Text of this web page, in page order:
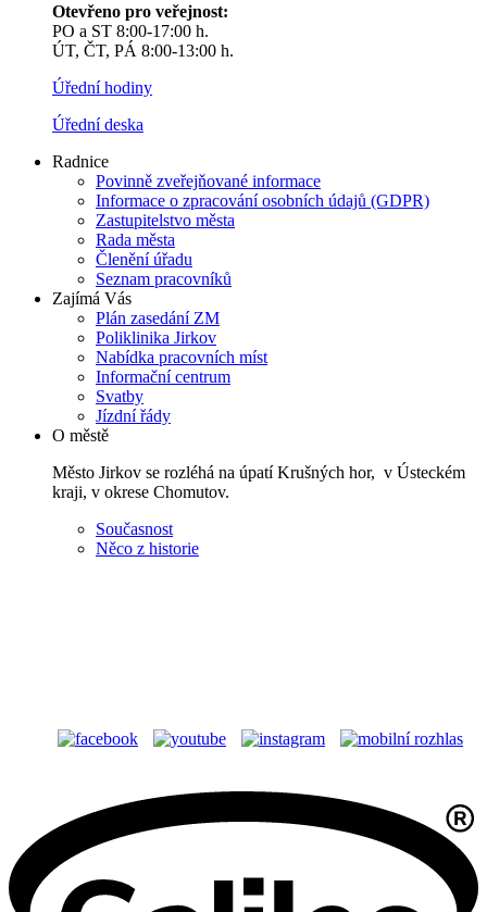
Otevřeno pro veřejnost:
PO a ST 8:00-17:00 h.
ÚT, ČT, PÁ 8:00-13:00 h.
Úřední hodiny
Úřední deska
Radnice
Povinně zveřejňované informace
Informace o zpracování osobních údajů (GDPR)
Zastupitelstvo města
Rada města
Členění úřadu
Seznam pracovníků
Zajímá Vás
Plán zasedání ZM
Poliklinika Jirkov
Nabídka pracovních míst
Informační centrum
Svatby
Jízdní řády
O městě
Město Jirkov se rozléhá na úpatí Krušných hor, v Ústeckém
kraji, v okrese Chomutov.
Současnost
Něco z historie